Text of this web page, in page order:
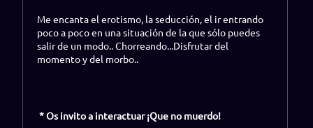
Me encanta el erotismo, la seducción, el ir entrando
poco a poco en una situación de la que sólo puedes
salir de un modo.. Chorreando...Disfrutar del
momento y del morbo..
* Os invito a interactuar ¡Que no muerdo!